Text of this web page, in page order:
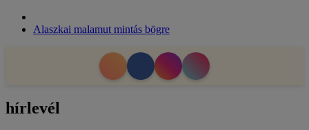
Alaszkai malamut mintás bögre
hírlevél